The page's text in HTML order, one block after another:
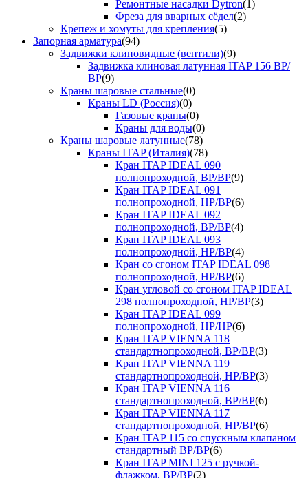
Ремонтные насадки Dytron(1)
Фреза для вварных сёдел(2)
Крепеж и хомуты для крепления(5)
Запорная арматура(94)
Задвижки клиновидные (вентили)(9)
Задвижка клиновая латунная ITAP 156 ВР/
ВР(9)
Краны шаровые стальные(0)
Краны LD (Россия)(0)
Газовые краны(0)
Краны для воды(0)
Краны шаровые латунные(78)
Краны ITAP (Италия)(78)
Кран ITAP IDEAL 090
полнопроходной, ВР/ВР(9)
Кран ITAP IDEAL 091
полнопроходной, НР/ВР(6)
Кран ITAP IDEAL 092
полнопроходной, ВР/ВР(4)
Кран ITAP IDEAL 093
полнопроходной, НР/ВР(4)
Кран со сгоном ITAP IDEAL 098
полнопроходной, НР/ВР(6)
Кран угловой со сгоном ITAP IDEAL
298 полнопроходной, НР/ВР(3)
Кран ITAP IDEAL 099
полнопроходной, НР/НР(6)
Кран ITAP VIENNA 118
стандартнопроходной, ВР/ВР(3)
Кран ITAP VIENNA 119
стандартнопроходной, НР/ВР(3)
Кран ITAP VIENNA 116
стандартнопроходной, ВР/ВР(6)
Кран ITAP VIENNA 117
стандартнопроходной, НР/ВР(6)
Кран ITAP 115 со спускным клапаном
стандартный ВР/ВР(6)
Кран ITAP MINI 125 с ручкой-
флажком, ВР/ВР(2)